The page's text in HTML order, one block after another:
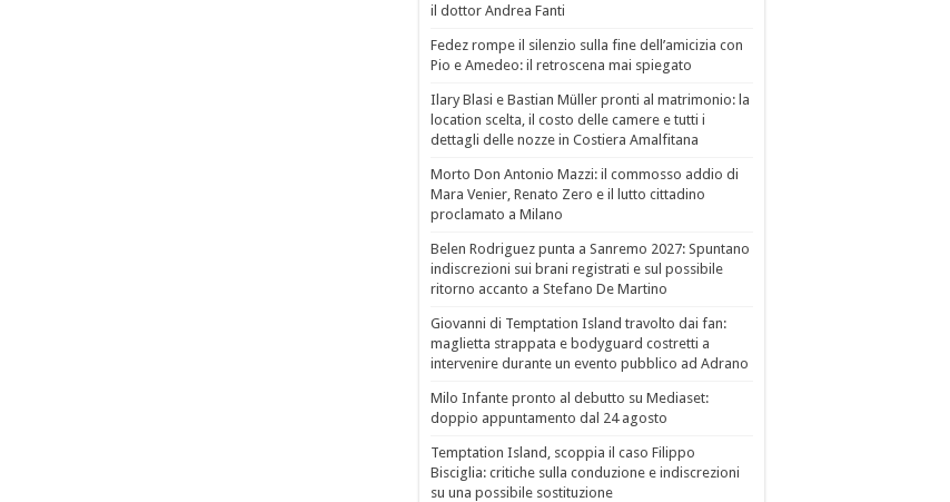
il dottor Andrea Fanti
Fedez rompe il silenzio sulla fine dell’amicizia con
Pio e Amedeo: il retroscena mai spiegato
Ilary Blasi e Bastian Müller pronti al matrimonio: la
location scelta, il costo delle camere e tutti i
dettagli delle nozze in Costiera Amalfitana
Morto Don Antonio Mazzi: il commosso addio di
Mara Venier, Renato Zero e il lutto cittadino
proclamato a Milano
Belen Rodriguez punta a Sanremo 2027: Spuntano
indiscrezioni sui brani registrati e sul possibile
ritorno accanto a Stefano De Martino
Giovanni di Temptation Island travolto dai fan:
maglietta strappata e bodyguard costretti a
intervenire durante un evento pubblico ad Adrano
Milo Infante pronto al debutto su Mediaset:
doppio appuntamento dal 24 agosto
Temptation Island, scoppia il caso Filippo
Bisciglia: critiche sulla conduzione e indiscrezioni
su una possibile sostituzione